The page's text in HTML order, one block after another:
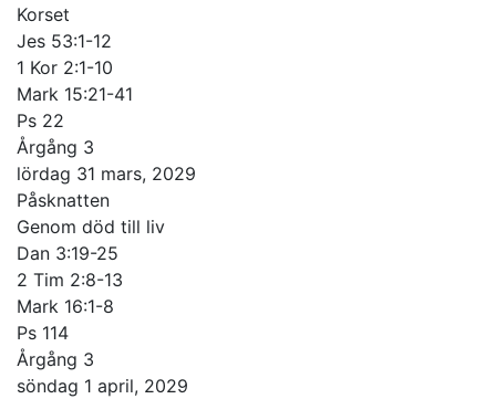
Korset
Jes 53:1-12
1 Kor 2:1-10
Mark 15:21-41
Ps 22
Årgång 3
lördag 31 mars, 2029
Påsknatten
Genom död till liv
Dan 3:19-25
2 Tim 2:8-13
Mark 16:1-8
Ps 114
Årgång 3
söndag 1 april, 2029